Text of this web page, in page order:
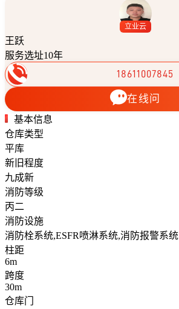
立业云
王跃
服务选址10年
18611007845
在线问
基本信息
仓库类型
平库
新旧程度
九成新
消防等级
丙二
消防设施
消防栓系统,ESFR喷淋系统,消防报警系统
柱距
6m
跨度
30m
仓库门